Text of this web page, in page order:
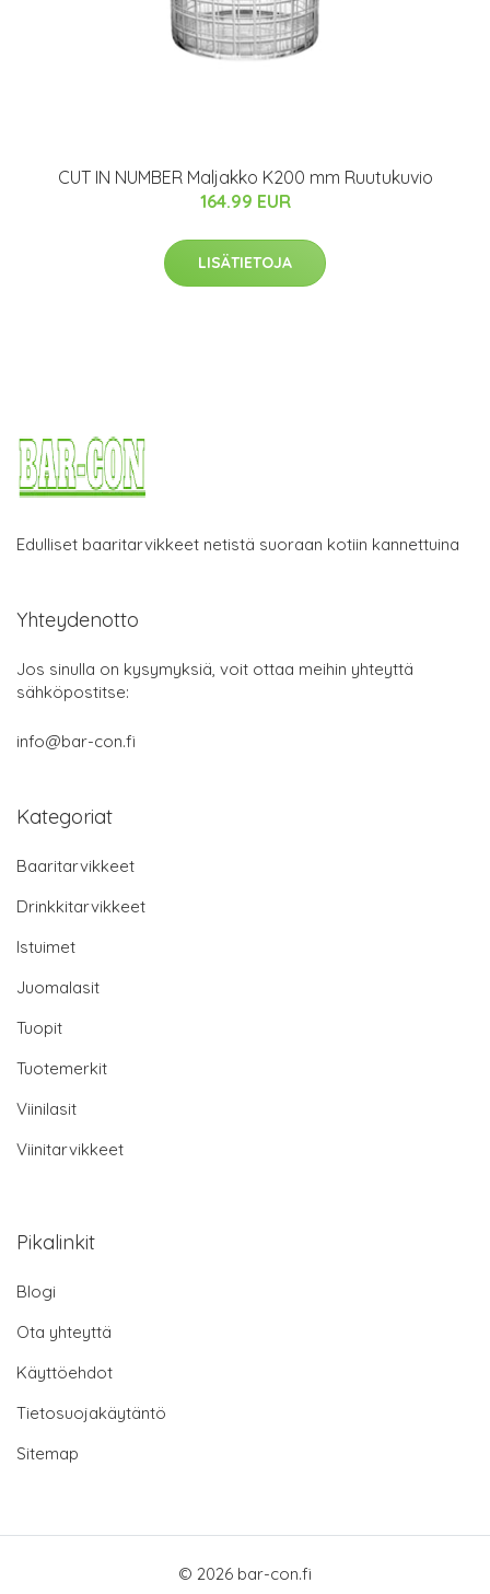
CUT IN NUMBER Maljakko K200 mm Ruutukuvio
164.99 EUR
LISÄTIETOJA
Edulliset baaritarvikkeet netistä suoraan kotiin kannettuina
Yhteydenotto
Jos sinulla on kysymyksiä, voit ottaa meihin yhteyttä
sähköpostitse:
info@bar-con.fi
Kategoriat
Baaritarvikkeet
Drinkkitarvikkeet
Istuimet
Juomalasit
Tuopit
Tuotemerkit
Viinilasit
Viinitarvikkeet
Pikalinkit
Blogi
Ota yhteyttä
Käyttöehdot
Tietosuojakäytäntö
Sitemap
© 2026 bar-con.fi